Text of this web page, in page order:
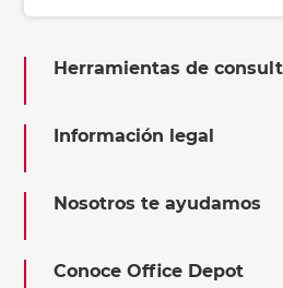
Herramientas de
Información legal
Nosotros te ayudamos
Conoce Office Depot